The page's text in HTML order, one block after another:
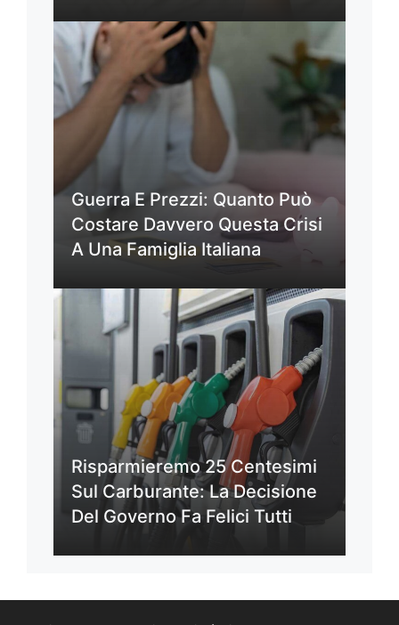
Guerra E Prezzi: Quanto Può
Costare Davvero Questa Crisi
A Una Famiglia Italiana
Risparmieremo 25 Centesimi
Sul Carburante: La Decisione
Del Governo Fa Felici Tutti